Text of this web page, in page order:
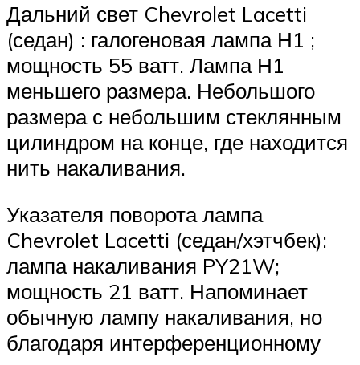
Дальний свет Chevrolet Lacetti
(седан) : галогеновая лампа Н1 ;
мощность 55 ватт. Лампа Н1
меньшего размера. Небольшого
размера с небольшим стеклянным
цилиндром на конце, где находится
нить накаливания.
Указателя поворота лампа
Chevrolet Lacetti (седан/хэтчбек):
лампа накаливания PY21W;
мощность 21 ватт. Напоминает
обычную лампу накаливания, но
благодаря интерференционному